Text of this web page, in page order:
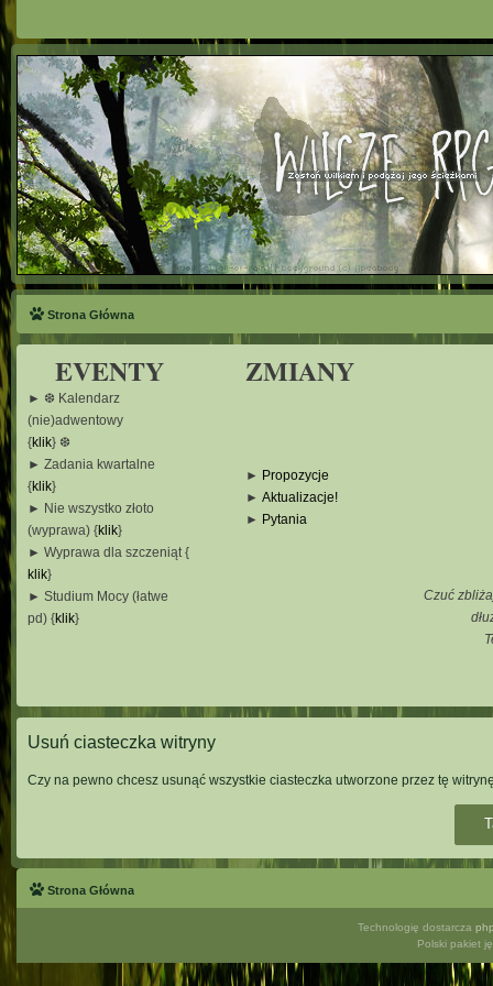
Strona Główna
EVENTY ZMIANY
► ❆ Kalendarz
(nie)adwentowy
{klik} ❆
► Zadania kwartalne
{klik}
► Nie wszystko złoto
(wyprawa) {klik}
► Wyprawa dla szczeniąt {
klik}
► Studium Mocy (łatwe
pd) {klik}
► Propozycje
► Aktualizacje!
► Pytania
Czuć
Usuń ciasteczka witryny
Czy na pewno chcesz usunąć wszystkie ciasteczka utworzone przez tę
Strona Główna
Technologię dostarcza
Polski pakiet